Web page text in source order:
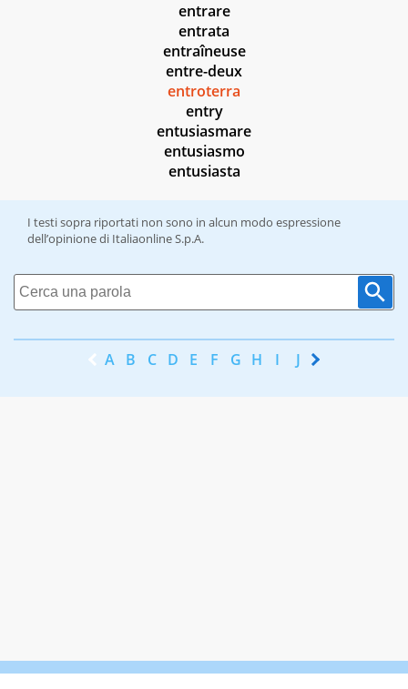
entrare
entrata
entraîneuse
entre-deux
entroterra
entry
entusiasmare
entusiasmo
entusiasta
I testi sopra riportati non sono in alcun modo espressione
dell’opinione di Italiaonline S.p.A.
A B C D E F G H I J K